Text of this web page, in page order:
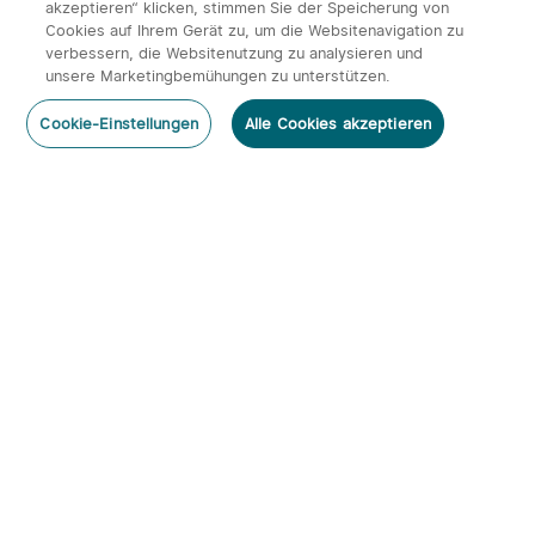
akzeptieren“ klicken, stimmen Sie der Speicherung von
Cookies auf Ihrem Gerät zu, um die Websitenavigation zu
verbessern, die Websitenutzung zu analysieren und
unsere Marketingbemühungen zu unterstützen.
Cookie-Einstellungen Alle Cookies akzeptieren